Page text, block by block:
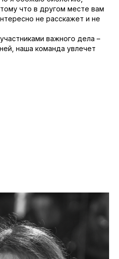
что в другом месте вам
не расскажет и не
важного дела –
наша команда увлечет